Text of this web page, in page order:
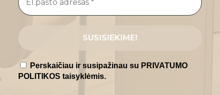
Perskaičiau ir susipažinau su PRIVATUMO
POLITIKOS taisyklėmis.